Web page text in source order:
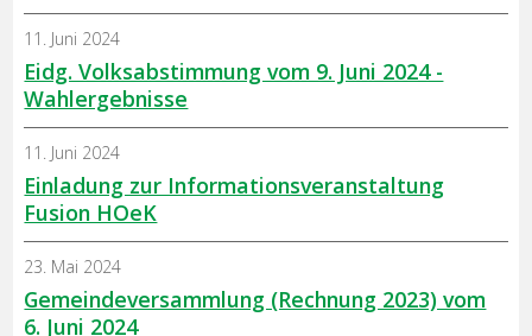
Eidg. Volksabstimmung vom 9. Juni 2024 -
Wahlergebnisse
11. Juni 2024
Einladung zur Informationsveranstaltung
Fusion HOeK
11. Juni 2024
Gemeindeversammlung (Rechnung 2023) vom
6. Juni 2024
23. Mai 2024